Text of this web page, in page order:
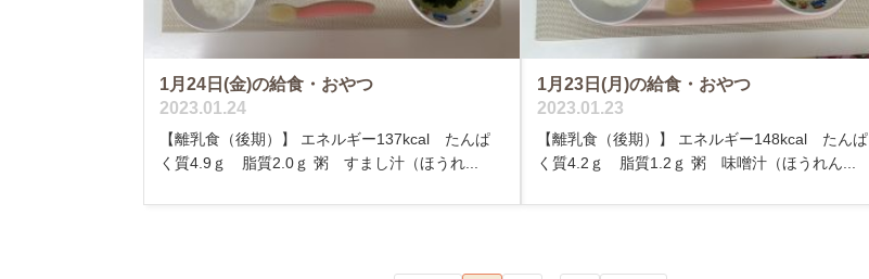
1月24日(金)の給食・おやつ
2023.01.24
【離乳食（後期）】 エネルギー137kcal たんぱ
く質4.9ｇ 脂質2.0ｇ 粥 すまし汁（ほうれ...
1月23日(月)の給食・おやつ
2023.01.23
【離乳食（後期）】 エネルギー148kcal たんぱ
く質4.2ｇ 脂質1.2ｇ 粥 味噌汁（ほうれん...